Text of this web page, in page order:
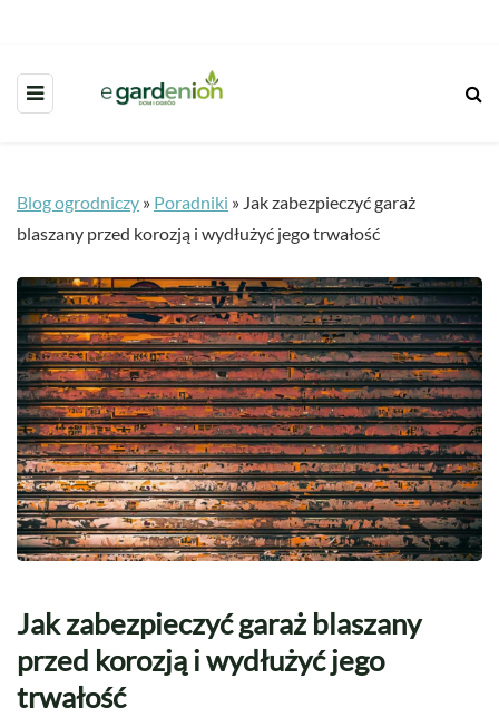
Blog ogrodniczy » Poradniki » Jak zabezpieczyć garaż
blaszany przed korozją i wydłużyć jego trwałość
Jak zabezpieczyć garaż blaszany
przed korozją i wydłużyć jego
trwałość